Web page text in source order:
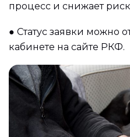
процесс и снижает
● Статус заявки можно
кабинете на сайте РКФ.